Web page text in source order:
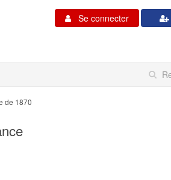
Se connecter
de 1870